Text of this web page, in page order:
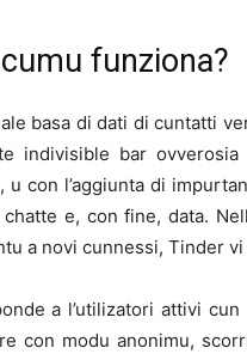
funziona?
basa di dati di cuntatti
indivisible bar
con l’aggiunta di
e, con fine, data.
a novi cunnessi, Tinder
a l’utilizatori attivi
con modu anonimu,